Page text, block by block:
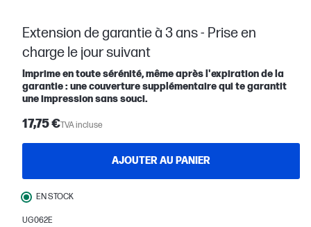
Extension de garantie à 3 ans - Prise en
charge le jour suivant
Imprime en toute sérénité, même après l'expiration de la
garantie : une couverture supplémentaire qui te garantit
une impression sans souci.
17,75 €TVA incluse
AJOUTER AU PANIER
EN STOCK
UG062E